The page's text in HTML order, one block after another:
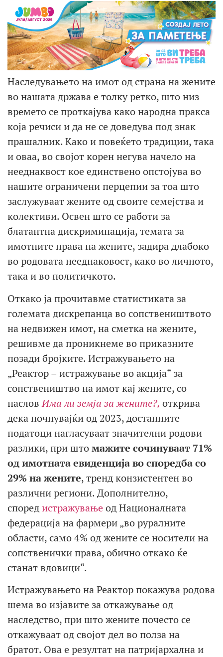
Наследувањето на имот од страна на жените
во нашата држава е толку ретко, што низ
времето се проткајува како народна пракса
која речиси и да не се доведува под знак
прашалник. Како и повеќето традиции, така
и оваа, во својот корен негува начело на
нееднаквост кое единствено опстојува во
нашите ограничени перцепии за тоа што
заслужуваат жените од своите семејства и
колективи. Освен што се работи за
блатантна дискриминација, темата за
имотните права на жените, задира длабоко
во родовата нееднаковост, како во личното,
така и во политичкото.
Откако ја прочитавме статистиката за
големата дискрeпанца во сопствеништвото
на недвижен имот, на сметка на жените,
решивме да проникнеме во приказните
позади бројките. Истражувањето на
„Реактор – истражување во акција“ за
сопствеништво на имот кај жените, со
насловИма ли земја за жените?, открива
дека почнувајќи од 2023, достапните
податоци нагласуваат значителни родови
разлики, при штомажите сочинуваат 71%
од имотната евиденција во споредба со
29% на жените, тренд конзистентен во
различни региони. Дополнително,
споредистражување од Националната
федерација на фармери „во руралните
области, само 4% од жените се носители на
сопственички права, обично откако ќе
станат вдовици“.
Истражувањето на Реактор покажува родова
шема во изјавите за откажување од
наследство, при што жените почесто се
откажуваат од својот дел во полза на
братот. Ова е резултат на патријархална и